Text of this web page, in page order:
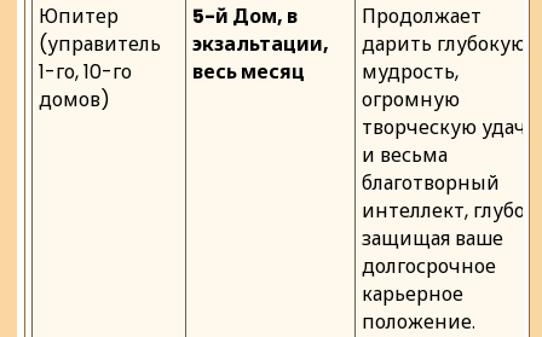
Юпитер
(управитель
1-го, 10-го
домов)
5-й Дом, в
экзальтации,
весь месяц
Продолжает
дарить глубокую
мудрость,
огромную
творческую удачу
и весьма
благотворный
интеллект,
защищая ваше
долгосрочное
карьерное
положение.